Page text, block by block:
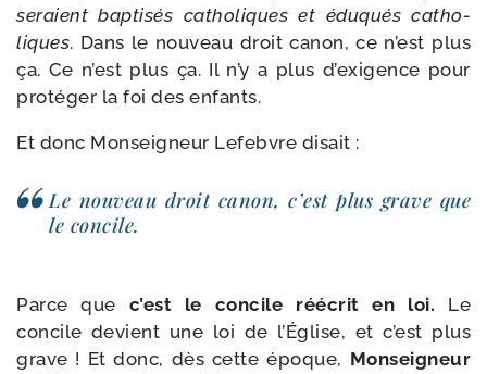
seraient bap­ti­sés catho­liques et édu­qués catho­
liques. Dans le nou­veau droit canon, ce n’est plus
ça. Ce n’est plus ça. Il n’y a plus d’exigence pour
pro­té­ger la foi des enfants.
Et donc Monseigneur Lefebvre disait :
Le nou­veau droit canon, c’est plus grave que
le concile.
Parce que c’est le concile réécrit en loi. Le
concile devient une loi de l’Église, et c’est plus
grave ! Et donc, dès cette époque, Monseigneur